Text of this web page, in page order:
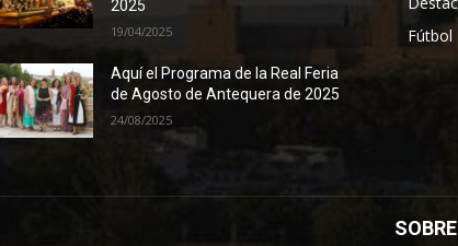
2025
19/04/2025
Aquí el Programa de la Real Feria
de Agosto de Antequera de 2025
24/08/2025
Fútbol